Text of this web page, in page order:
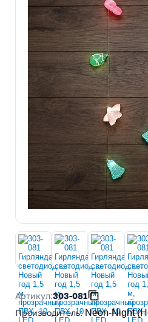
Артикул:303-081
Производитель: Neon-Night